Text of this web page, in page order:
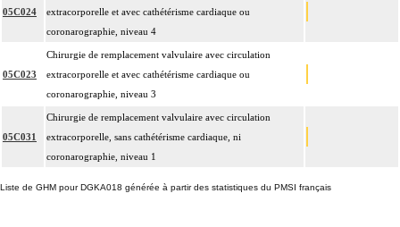
05C024
extracorporelle et avec cathétérisme cardiaque ou
coronarographie, niveau 4
05C023
Chirurgie de remplacement valvulaire avec circulation
extracorporelle et avec cathétérisme cardiaque ou
coronarographie, niveau 3
05C031
Chirurgie de remplacement valvulaire avec circulation
extracorporelle, sans cathétérisme cardiaque, ni
coronarographie, niveau 1
Liste de GHM pour DGKA018 générée à partir des statistiques du PMSI français